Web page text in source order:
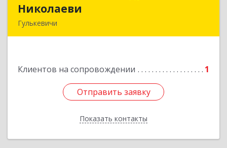
Николаеви
Гулькевичи
Клиентов на сопровождении 1
Отправить заявку
Показать контакты
Отправить заявку
Назад